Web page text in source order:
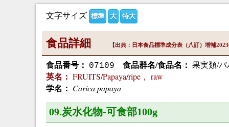
文字サイズ 標準 大 特大
食品詳細 【出典：日本食品標準成分表（八訂）増補
食品番号： 07109 食品群名/食品名： 果実類/
英名： FRUITS/Papaya/ripe， raw
学名： Carica papaya
09.炭水化物-可食部100g